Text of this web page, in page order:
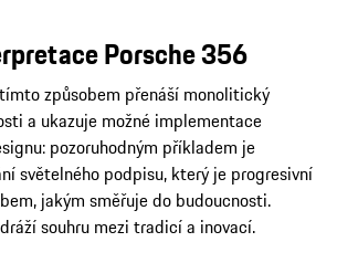
Porsche 356
způsobem přenáší monolitický
a ukazuje možné implementace
pozoruhodným příkladem je
světelného podpisu, který je progresivní
jakým směřuje do budoucnosti.
souhru mezi tradicí a inovací.